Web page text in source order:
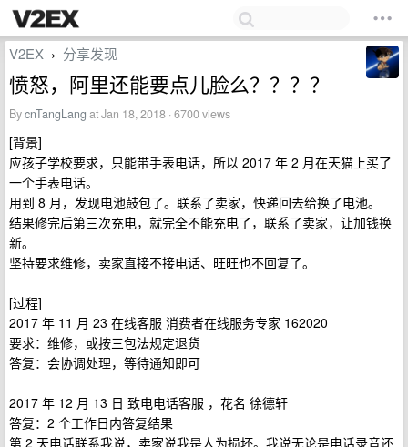
V2EX › 分享发现
愤怒，阿里还能要点儿脸么？？？？
BycnTangLang at Jan 18, 2018 · 6700 views
[背景]
应孩子学校要求，只能带手表电话，所以 2017 年 2 月在天猫上买了
一个手表电话。
用到 8 月，发现电池鼓包了。联系了卖家，快递回去给换了电池。
结果修完后第三次充电，就完全不能充电了，联系了卖家，让加钱换
新。
坚持要求维修，卖家直接不接电话、旺旺也不回复了。
[过程]
2017 年 11 月 23 在线客服 消费者在线服务专家 162020
要求：维修，或按三包法规定退货
答复：会协调处理，等待通知即可
2017 年 12 月 13 日 致电电话客服 ，花名 徐德轩
答复：2 个工作日内答复结果
第 2 天电话联系我说，卖家说我是人为损坏。我说无论是电话录音还